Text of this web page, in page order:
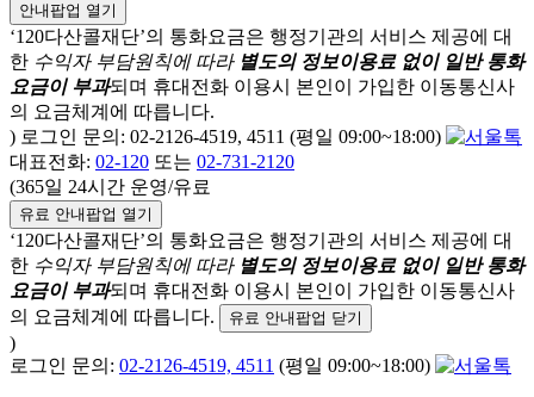
안내팝업 열기
‘120다산콜재단’의 통화요금은 행정기관의 서비스 제공에 대
한 수익자 부담원칙에 따라 별도의 정보이용료 없이 일반 통화
요금이 부과되며 휴대전화 이용시 본인이 가입한 이동통신사
의 요금체계에 따릅니다.
) 로그인 문의: 02-2126-4519, 4511 (평일 09:00~18:00)
대표전화: 02-120 또는 02-731-2120
(365일 24시간 운영/유료
유료 안내팝업 열기
‘120다산콜재단’의 통화요금은 행정기관의 서비스 제공에 대
한 수익자 부담원칙에 따라 별도의 정보이용료 없이 일반 통화
요금이 부과되며 휴대전화 이용시 본인이 가입한 이동통신사
의 요금체계에 따릅니다.
유료 안내팝업 닫기
)
로그인 문의: 02-2126-4519, 4511 (평일 09:00~18:00)